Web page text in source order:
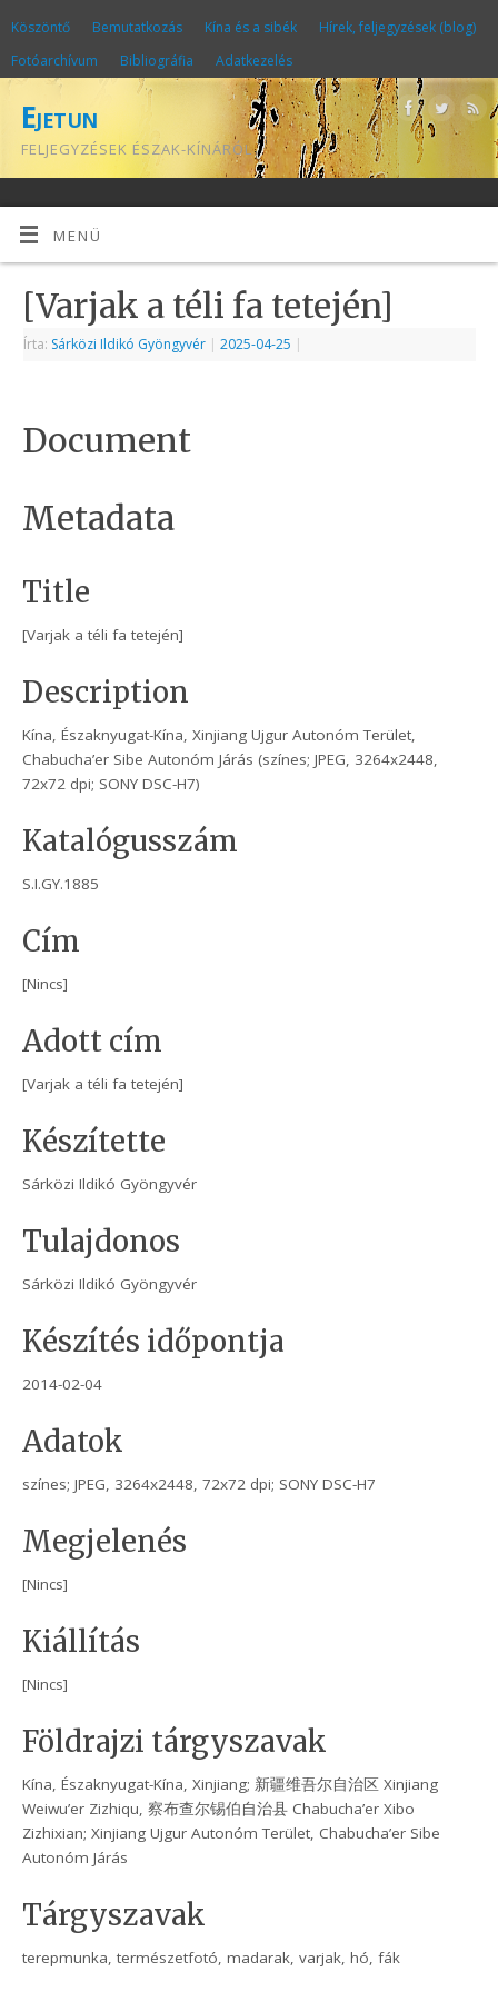
Köszöntő Bemutatkozás Kína és a sibék
Hírek, feljegyzések (blog)
Fotóarchívum
Bibliográfia Adatkezelés
Ejetun
FELJEGYZÉSEK ÉSZAK-KÍNÁRÓL
MENÜ
[Varjak a téli fa tetején]
Írta: Sárközi Ildikó Gyöngyvér | 2025-04-25 |
Document
Metadata
Title
[Varjak a téli fa tetején]
Description
Kína, Északnyugat-Kína, Xinjiang Ujgur Autonóm Terület,
Chabucha’er Sibe Autonóm Járás (színes; JPEG, 3264x2448,
72x72 dpi; SONY DSC-H7)
Katalógusszám
S.I.GY.1885
Cím
[Nincs]
Adott cím
[Varjak a téli fa tetején]
Készítette
Sárközi Ildikó Gyöngyvér
Tulajdonos
Sárközi Ildikó Gyöngyvér
Készítés időpontja
2014-02-04
Adatok
színes; JPEG, 3264x2448, 72x72 dpi; SONY DSC-H7
Megjelenés
[Nincs]
Kiállítás
[Nincs]
Földrajzi tárgyszavak
Kína, Északnyugat-Kína, Xinjiang; 新疆维吾尔自治区 Xinjiang
Weiwu’er Zizhiqu, 察布查尔锡伯自治县 Chabucha’er Xibo
Zizhixian; Xinjiang Ujgur Autonóm Terület, Chabucha’er Sibe
Autonóm Járás
Tárgyszavak
terepmunka, természetfotó, madarak, varjak, hó, fák